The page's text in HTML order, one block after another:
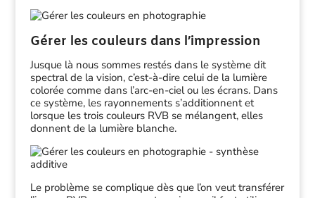
Gérer les couleurs dans l’impression
Jusque là nous sommes restés dans le système dit
spectral de la vision, c’est-à-dire celui de la lumière
colorée comme dans l’arc-en-ciel ou les écrans. Dans
ce système, les rayonnements s’additionnent et
lorsque les trois couleurs RVB se mélangent, elles
donnent de la lumière blanche.
Le problème se complique dès que l’on veut transférer